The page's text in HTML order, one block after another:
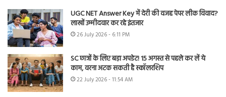
UGC NET Answer Key में देरी की वजह पेपर लीक विवाद?
लाखों उम्मीदवार कर रहे इंतजार
26 July 2026 - 6:11 PM
SC छात्रों के लिए बड़ा अपडेट! 15 अगस्त से पहले कर लें ये
काम, वरना अटक सकती है स्कॉलरशिप
22 July 2026 - 11:54 AM